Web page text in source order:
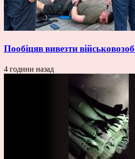
Пообіцяв вивезти
4 години назад